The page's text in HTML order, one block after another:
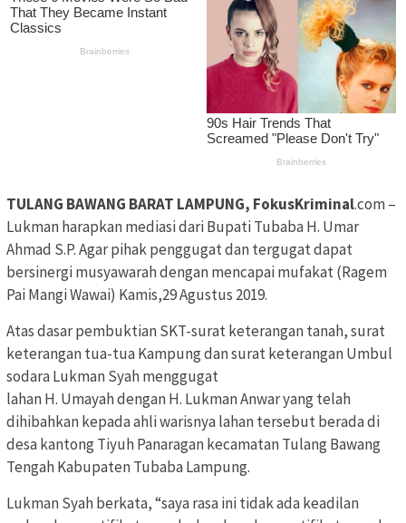
TULANG BAWANG BARAT LAMPUNG, FokusKriminal.com –
Lukman harapkan mediasi dari Bupati Tubaba H. Umar
Ahmad S.P. Agar pihak penggugat dan tergugat dapat
bersinergi musyawarah dengan mencapai mufakat (Ragem
Pai Mangi Wawai) Kamis,29 Agustus 2019.
Atas dasar pembuktian SKT-surat keterangan tanah, surat
keterangan tua-tua Kampung dan surat keterangan Umbul
sodara Lukman Syah menggugat
lahan H. Umayah dengan H. Lukman Anwar yang telah
dihibahkan kepada ahli warisnya lahan tersebut berada di
desa kantong Tiyuh Panaragan kecamatan Tulang Bawang
Tengah Kabupaten Tubaba Lampung.
Lukman Syah berkata, “saya rasa ini tidak ada keadilan